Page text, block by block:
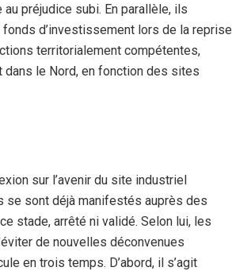
préjudice subi. En parallèle, ils
d’investissement lors de la reprise
territorialement compétentes,
le Nord, en fonction des sites
sur l’avenir du site industriel
se sont déjà manifestés auprès des
stade, arrêté ni validé. Selon lui, les
de nouvelles déconvenues
en trois temps. D’abord, il s’agit